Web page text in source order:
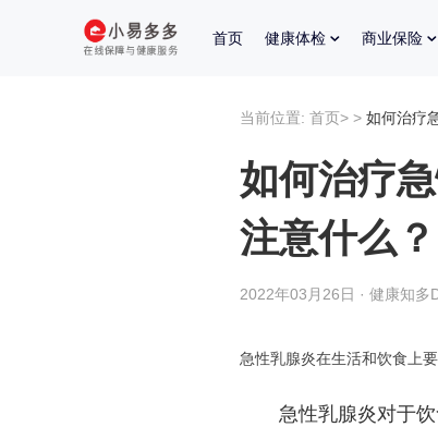
首页 健康体检 商业保险
当前位置: 首页> > 如何治疗
如何治疗
注意什么？
2022年03月26日 · 健康知多
急性乳腺炎在生活和饮食上
急性乳腺炎对于饮